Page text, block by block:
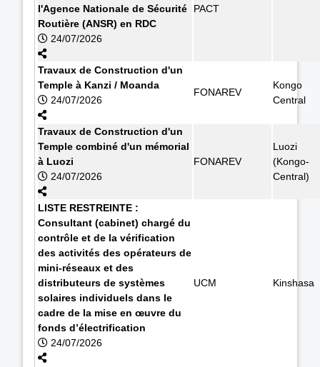
l'Agence Nationale de Sécurité
Routière (ANSR) en RDC
24/07/2026
PACT
Travaux de Construction d'un
Temple à Kanzi / Moanda
24/07/2026
FONAREV
Kongo
Central
Travaux de Construction d'un
Temple combiné d'un mémorial
à Luozi
24/07/2026
FONAREV
Luozi
(Kongo-
Central)
LISTE RESTREINTE :
Consultant (cabinet) chargé du
contrôle et de la vérification
des activités des opérateurs de
mini-réseaux et des
distributeurs de systèmes
solaires individuels dans le
cadre de la mise en œuvre du
fonds d’électrification
24/07/2026
UCM Kinshasa